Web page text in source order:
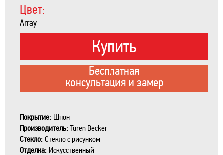
Цвет:
Array
Купить
Бесплатная
консультация и замер
Покрытие: Шпон
Производитель: Türen Becker
Стекло: Стекло с рисунком
Отделка: Искусственный